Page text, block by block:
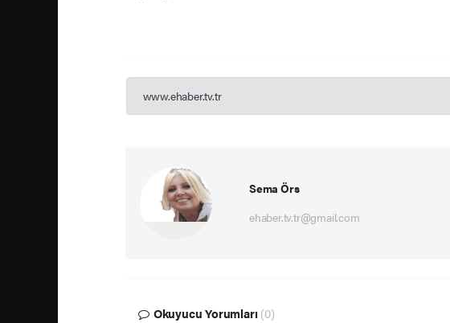
www.ehaber.tv.tr
Sema Örs
ehaber.tv.tr@gmail.com
Okuyucu Yorumları (0)